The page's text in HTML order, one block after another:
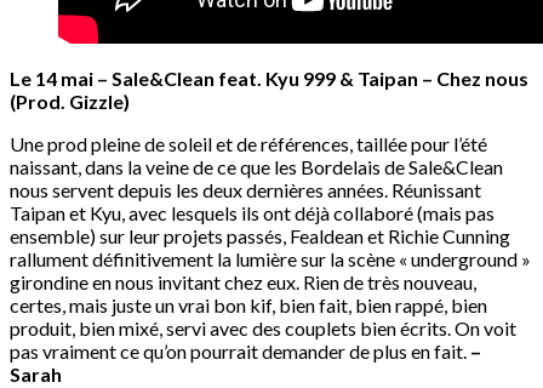
Le 14 mai – Sale&Clean feat. Kyu 999 & Taipan – Chez nous
(Prod. Gizzle)
Une prod pleine de soleil et de références, taillée pour l’été
naissant, dans la veine de ce que les Bordelais de Sale&Clean
nous servent depuis les deux dernières années. Réunissant
Taipan et Kyu, avec lesquels ils ont déjà collaboré (mais pas
ensemble) sur leur projets passés, Fealdean et Richie Cunning
rallument définitivement la lumière sur la scène « underground »
girondine en nous invitant chez eux. Rien de très nouveau,
certes, mais juste un vrai bon kif, bien fait, bien rappé, bien
produit, bien mixé, servi avec des couplets bien écrits. On voit
pas vraiment ce qu’on pourrait demander de plus en fait. –
Sarah